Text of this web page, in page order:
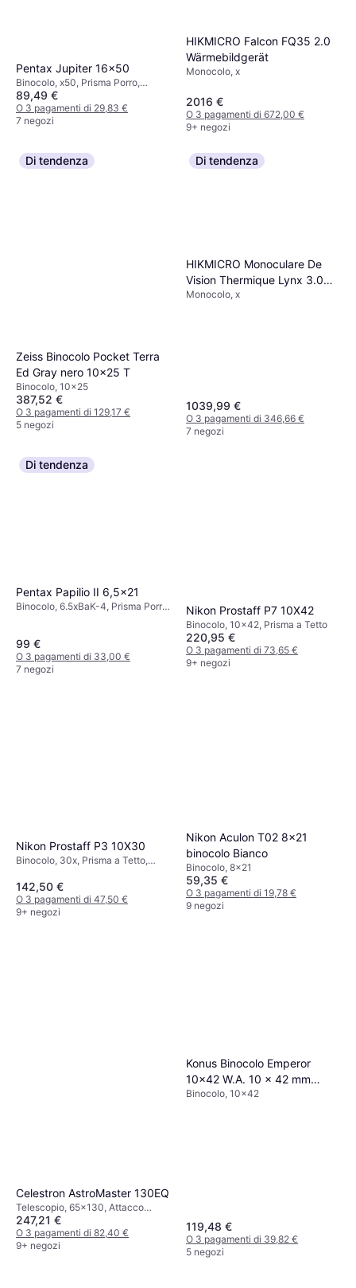
Pentax Jupiter 16x50
Binocolo, x50, Prisma Porro,
Attacco treppiede, Multistrato
89,49 €
O 3 pagamenti di 29,83 €
7 negozi
HIKMICRO Falcon FQ35 2.0
Wärmebildgerät
Monocolo, x
2016 €
O 3 pagamenti di 672,00 €
9+ negozi
Di tendenza
Zeiss Binocolo Pocket Terra
Ed Gray nero 10x25 T
Binocolo, 10x25
387,52 €
O 3 pagamenti di 129,17 €
5 negozi
Di tendenza
HIKMICRO Monoculare De
Vision Thermique Lynx 3.0
LH19
Monocolo, x
1039,99 €
O 3 pagamenti di 346,66 €
7 negozi
Di tendenza
Pentax Papilio II 6,5x21
Binocolo, 6.5xBaK-4, Prisma Porro,
99 €
O 3 pagamenti di 33,00 €
7 negozi
Nikon Prostaff P7 10X42
Binocolo, 10x42, Prisma a Tetto
220,95 €
O 3 pagamenti di 73,65 €
9+ negozi
Nikon Prostaff P3 10X30
Binocolo, 30x, Prisma a Tetto,
142,50 €
O 3 pagamenti di 47,50 €
9+ negozi
Nikon Aculon T02 8x21
binocolo Bianco
Binocolo, 8x21
59,35 €
O 3 pagamenti di 19,78 €
9 negozi
Celestron AstroMaster 130EQ
Telescopio, 65x130, Attacco
treppiede
247,21 €
O 3 pagamenti di 82,40 €
9+ negozi
Konus Binocolo Emperor
10x42 W.A. 10 x 42 mm
Binoculare KON2336
Binocolo, 10x42
119,48 €
O 3 pagamenti di 39,82 €
5 negozi